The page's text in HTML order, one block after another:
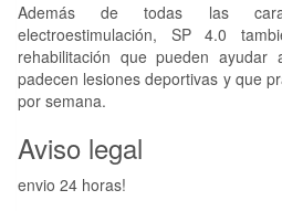
Además de todas las
electroestimulación, SP 4.0
rehabilitación que pueden ayudar
padecen lesiones deportivas y que
por semana.
Aviso legal
envio 24 horas!